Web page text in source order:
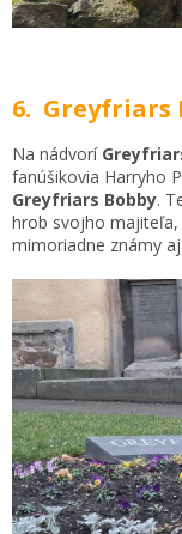
6. Greyfriars
Na nádvorí
fanúšikovia Harryho
Greyfriars Bobby.
hrob svojho
mimoriadne známy